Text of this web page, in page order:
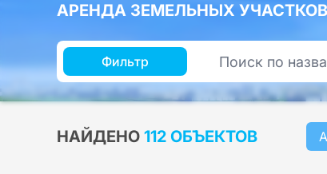
АРЕНДА ЗЕМЕЛЬНЫХ
Фильтр
НАЙДЕНО 112 ОБЪЕКТОВ